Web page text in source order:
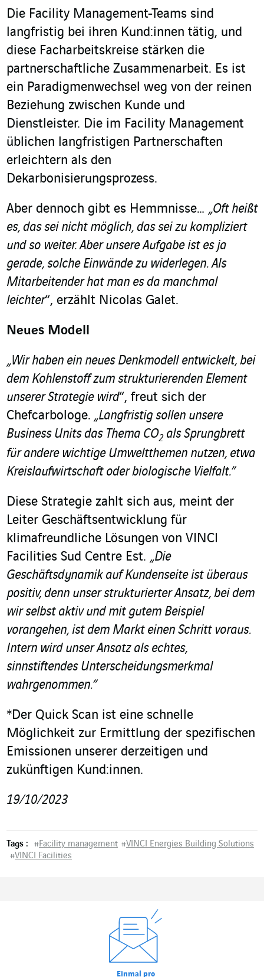
Die Facility Management-Teams sind
langfristig bei ihren Kund:innen tätig, und
diese Facharbeitskreise stärken die
partnerschaftliche Zusammenarbeit. Es ist
ein Paradigmenwechsel weg von der reinen
Beziehung zwischen Kunde und
Dienstleister. Die im Facility Management
üblichen langfristigen Partnerschaften
erleichtern als den
Dekarbonisierungsprozess.
Aber dennoch gibt es Hemmnisse… „Oft heißt
es, das sei nicht möglich, das sei zu kompliziert
und so weiter. Aber unsere Aufgabe ist es ja
gerade, solche Einwände zu widerlegen. Als
Mitarbeitender hat man es da manchmal
leichter“, erzählt Nicolas Galet.
Neues Modell
„Wir haben ein neues Denkmodell entwickelt, bei
dem Kohlenstoff zum strukturierenden Element
unserer Strategie wird“, freut sich der
Chefcarbologe. „Langfristig sollen unsere
Business Units das Thema CO2als Sprungbrett
für andere wichtige Umweltthemen nutzen, etwa
Kreislaufwirtschaft oder biologische Vielfalt.”
Diese Strategie zahlt sich aus, meint der
Leiter Geschäftsentwicklung für
klimafreundliche Lösungen von VINCI
Facilities Sud Centre Est. „Die
Geschäftsdynamik auf Kundenseite ist überaus
positiv, denn unser strukturierter Ansatz, bei dem
wir selbst aktiv und mit gutem Beispiel
vorangehen, ist dem Markt einen Schritt voraus.
Intern wird unser Ansatz als echtes,
sinnstiftendes Unterscheidungsmerkmal
wahrgenommen.”
*Der Quick Scan ist eine schnelle
Möglichkeit zur Ermittlung der spezifischen
Emissionen unserer derzeitigen und
zukünftigen Kund:innen.
19/10/2023
Tags : #Facility management #VINCI Energies Building Solutions
#VINCI Facilities
Einmal pro